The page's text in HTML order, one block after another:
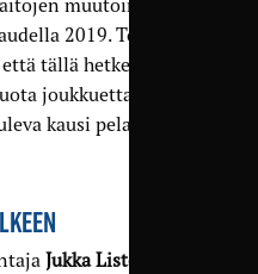
2019. Toki
tällä hetkellä
joukkuetta
kausi pelataankin
Jukka Listenmaa